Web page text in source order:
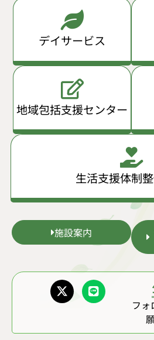
デイサービス
地域包括支援センター
生活支援体制
施設案内
フォ